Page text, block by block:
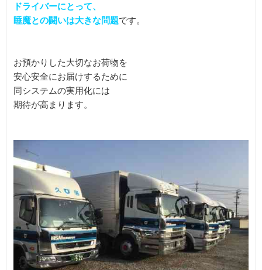
ドライバーにとって、
睡魔との闘いは大きな問題です。
お預かりした大切なお荷物を
安心安全にお届けするために
同システムの実用化には
期待が高まります。